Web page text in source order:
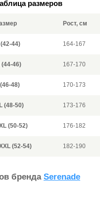
размеров
Рост, см
44) 164-167
(44-46) 167-170
48) 170-173
(48-50) 173-176
(50-52) 176-182
(52-54) 182-190
бренда Serenade